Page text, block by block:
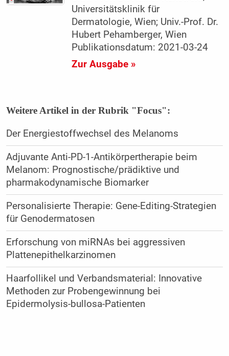
Universitätsklinik für
Dermatologie, Wien; Univ.-Prof. Dr.
Hubert Pehamberger, Wien
Publikationsdatum: 2021-03-24
Zur Ausgabe »
Weitere Artikel in der Rubrik "Focus":
Der Energiestoffwechsel des Melanoms
Adjuvante Anti-PD-1-Antikörpertherapie beim
Melanom: Prognostische/prädiktive und
pharmakodynamische Biomarker
Personalisierte Therapie: Gene-Editing-Strategien
für Genodermatosen
Erforschung von miRNAs bei aggressiven
Plattenepithelkarzinomen
Haarfollikel und Verbandsmaterial: Innovative
Methoden zur Probengewinnung bei
Epidermolysis-bullosa-Patienten